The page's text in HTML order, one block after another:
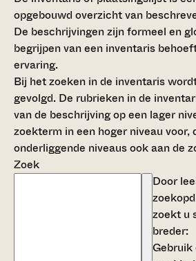
opgebouwd overzicht van
De beschrijvingen zijn formeel en
begrijpen van een inventaris
ervaring.
Bij het zoeken in de inventaris
gevolgd. De rubrieken in de
van de beschrijving op een lager
zoekterm in een hoger niveau voor,
onderliggende niveaus ook aan de
Zoek
Door
zoekt u
breder:
Gebruik